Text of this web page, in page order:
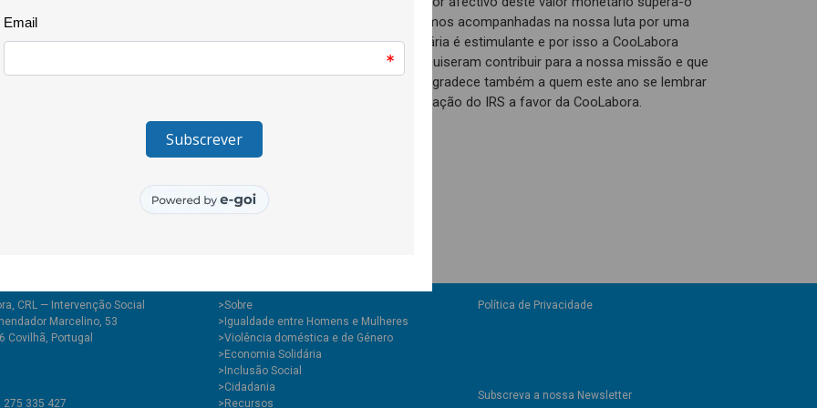
enormemente! Sabermos que estamos acompanhadas na nossa luta por uma
sociedade mais justa e mais igualitária é estimulante e por isso a CooLabora
agradece a todas as pessoas que quiseram contribuir para a nossa missão e que
se mantêm atentas e solidárias. E agradece também a quem este ano se lembrar
do nosso trabalho e faça a consignação do IRS a favor da CooLabora.
CRL — Intervenção Social
Marcelino, 53
Covilhã, Portugal
335 427
>Sobre
>Igualdade entre Homens e Mulheres
>Violência doméstica e de Género
>Economia Solidária
>Inclusão Social
>Cidadania
>Recursos
Política de Privacidade
Subscreva a nossa Newsletter